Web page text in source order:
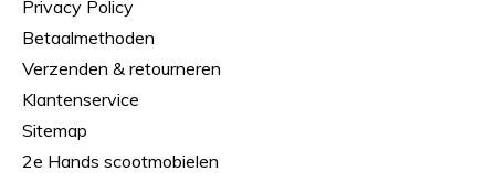
Privacy Policy
Betaalmethoden
Verzenden & retourneren
Klantenservice
Sitemap
2e Hands scootmobielen